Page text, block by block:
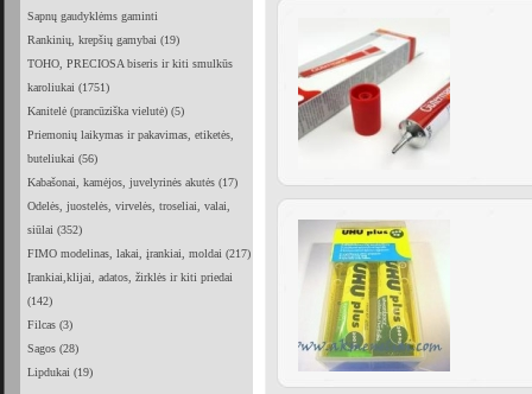
Sapnų gaudyklėms gaminti
Rankinių, krepšių gamybai (19)
TOHO, PRECIOSA biseris ir kiti smulkūs
karoliukai (1751)
Kanitelė (prancūziška vielutė) (5)
Priemonių laikymas ir pakavimas, etiketės,
buteliukai (56)
Kabašonai, kamėjos, juvelyrinės akutės (17)
Odelės, juostelės, virvelės, troseliai, valai,
siūlai (352)
FIMO modelinas, lakai, įrankiai, moldai (217)
Įrankiai,klijai, adatos, žirklės ir kiti priedai
(142)
Filcas (3)
Sagos (28)
Lipdukai (19)